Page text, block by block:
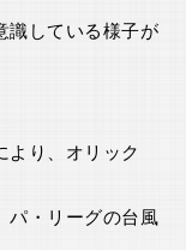
識している様子が
り、オリック
パ・リーグの台風